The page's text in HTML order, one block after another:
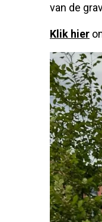
van de
Klik hier